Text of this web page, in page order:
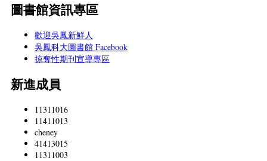
圖書館資訊專區
歡迎吳鳳新鮮人
吳鳳科大圖書館 Facebook
掠奪性期刊宣導專區
新進成員
11311016
11411013
cheney
41413015
11311003